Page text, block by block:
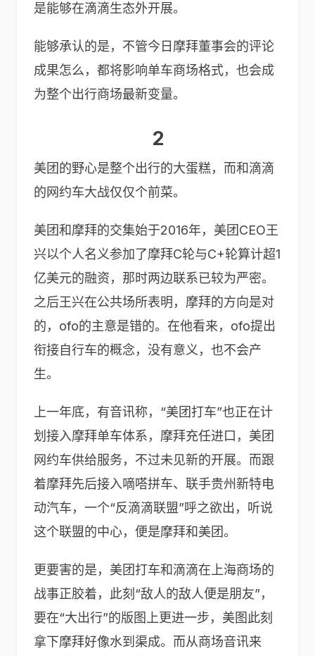
是能够在滴滴生态外开展。
能够承认的是，不管今日摩拜董事会的评论
成果怎么，都将影响单车商场格式，也会成
为整个出行商场最新变量。
2
美团的野心是整个出行的大蛋糕，而和滴滴
的网约车大战仅仅个前菜。
美团和摩拜的交集始于2016年，美团CEO王
兴以个人名义参加了摩拜C轮与C+轮算计超1
亿美元的融资，那时两边联系已较为严密。
之后王兴在公共场所表明，摩拜的方向是对
的，ofo的主意是错的。在他看来，ofo提出
衔接自行车的概念，没有意义，也不会产
生。
上一年底，有音讯称，“美团打车”也正在计
划接入摩拜单车体系，摩拜充任进口，美团
网约车供给服务，不过未见新的开展。而跟
着摩拜先后接入嘀嗒拼车、联手贵州新特电
动汽车，一个“反滴滴联盟”呼之欲出，听说
这个联盟的中心，便是摩拜和美团。
更要害的是，美团打车和滴滴在上海商场的
战事正胶着，此刻“敌人的敌人便是朋友”，
要在“大出行”的版图上更进一步，美图此刻
拿下摩拜好像水到渠成。而从商场音讯来